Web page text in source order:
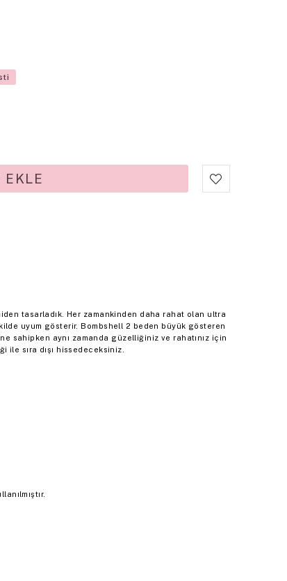
tasarladık. Her zamankinden daha rahat olan ultra
uyum gösterir. Bombshell 2 beden büyük gösteren
sahipken aynı zamanda güzelliğiniz ve rahatınız için
sıra dışı hissedeceksiniz.